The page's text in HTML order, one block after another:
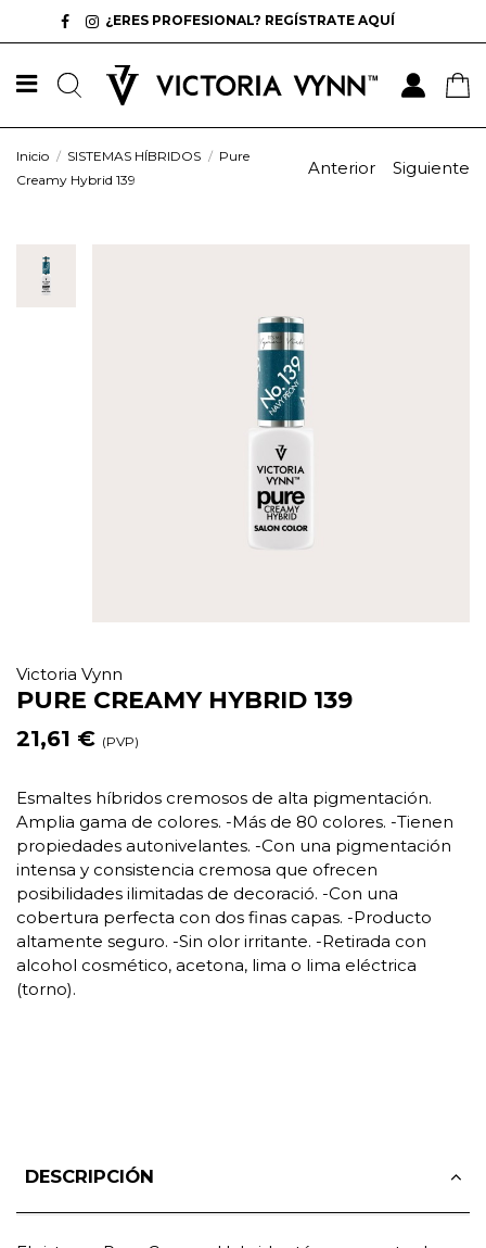
¿ERES PROFESIONAL? REGÍSTRATE AQUÍ
Inicio SISTEMAS HÍBRIDOS
Pure
Creamy Hybrid 139
Anterior Siguiente
Victoria Vynn
PURE CREAMY HYBRID 139
21,61 € (PVP)
Esmaltes híbridos cremosos de alta pigmentación.
Amplia gama de colores. -Más de 80 colores. -Tienen
propiedades autonivelantes. -Con una pigmentación
intensa y consistencia cremosa que ofrecen
posibilidades ilimitadas de decoració. -Con una
cobertura perfecta con dos finas capas. -Producto
altamente seguro. -Sin olor irritante. -Retirada con
alcohol cosmético, acetona, lima o lima eléctrica
(torno).
DESCRIPCIÓN